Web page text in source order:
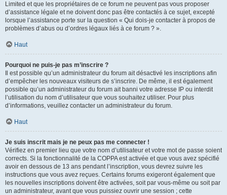
Limited et que les propriétaires de ce forum ne peuvent pas vous proposer
d’assistance légale et ne doivent donc pas être contactés à ce sujet, excepté
lorsque l’assistance porte sur la question « Qui dois-je contacter à propos de
problèmes d’abus ou d’ordres légaux liés à ce forum ? ».
Haut
Pourquoi ne puis-je pas m’inscrire ?
Il est possible qu’un administrateur du forum ait désactivé les inscriptions afin
d’empêcher les nouveaux visiteurs de s’inscrire. De même, il est également
possible qu’un administrateur du forum ait banni votre adresse IP ou interdit
l’utilisation du nom d’utilisateur que vous souhaitez utiliser. Pour plus
d’informations, veuillez contacter un administrateur du forum.
Haut
Je suis inscrit mais je ne peux pas me connecter !
Vérifiez en premier lieu que votre nom d’utilisateur et votre mot de passe soient
corrects. Si la fonctionnalité de la COPPA est activée et que vous avez spécifié
avoir en dessous de 13 ans pendant l’inscription, vous devrez suivre les
instructions que vous avez reçues. Certains forums exigeront également que
les nouvelles inscriptions doivent être activées, soit par vous-même ou soit par
un administrateur, avant que vous puissiez ouvrir une session ; cette